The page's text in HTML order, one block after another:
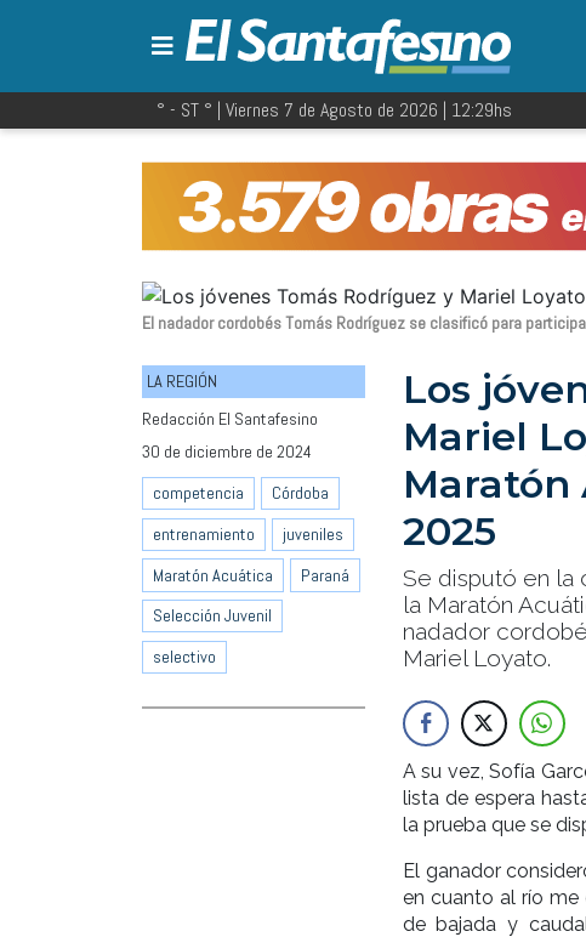
° - ST ° | Viernes 7 de Agosto de 2026 | 12:29hs
El nadador cordobés Tomás Rodríguez se clasificó para
LA REGIÓN
Redacción El Santafesino
30 de diciembre de 2024
competencia
Córdoba
entrenamiento
juveniles
Maratón Acuática
Paraná
Selección Juvenil
selectivo
Los
Mariel
Maratón
2025
Se disputó en la
la Maratón
nadador
Mariel Loyato.
A su vez, Sofía
lista de espera
la prueba que se
El ganador
en cuanto al río me
de bajada y